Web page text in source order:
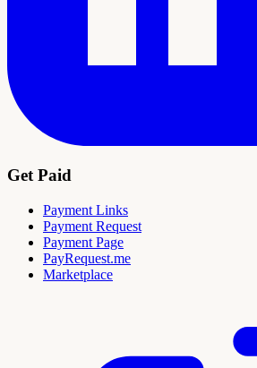
Get Paid
Payment Links
Payment Request
Payment Page
PayRequest.me
Marketplace